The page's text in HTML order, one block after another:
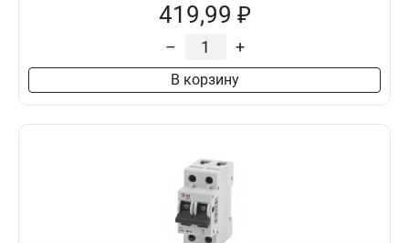
419,99 ₽
– +
В корзину